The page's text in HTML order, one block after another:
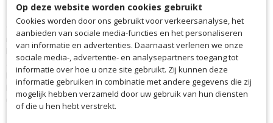
EAN code
6130HS
Productcode leverancier
6130HS
De Helmond Sport traningstop word geleverd met clublogo
Ons sallerVIBE sweatshirt onderscheidt zich met innovatieve
materialen en maximaal comfort. Het S.Dry-Tech materiaal is bijzonder
licht, zweetafvoerend en ademend met langdurig comfort. De
atletische pasvorm geeft je de nodige speelruimte voor snelle
bewegingen tijdens de training. Met de ¼ rits in de opstaande kraag
kan ook de ventilatie worden aangepast en wordt het aan- en
uittrekken gemakkelijker.
Op deze website worden cookies gebruikt
Cookies worden door ons gebruikt voor verkeersanalyse, het
aanbieden van sociale media-functies en het personaliseren
van informatie en advertenties. Daarnaast verlenen we onze
sociale media-, advertentie- en analysepartners toegang tot
informatie over hoe u onze site gebruikt. Zij kunnen deze
informatie gebruiken in combinatie met andere gegevens die zij
mogelijk hebben verzameld door uw gebruik van hun diensten
of die u hen hebt verstrekt.